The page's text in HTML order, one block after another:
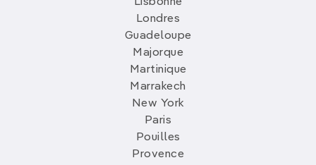
Londres
Guadeloupe
Majorque
Martinique
Marrakech
New York
Paris
Pouilles
Provence